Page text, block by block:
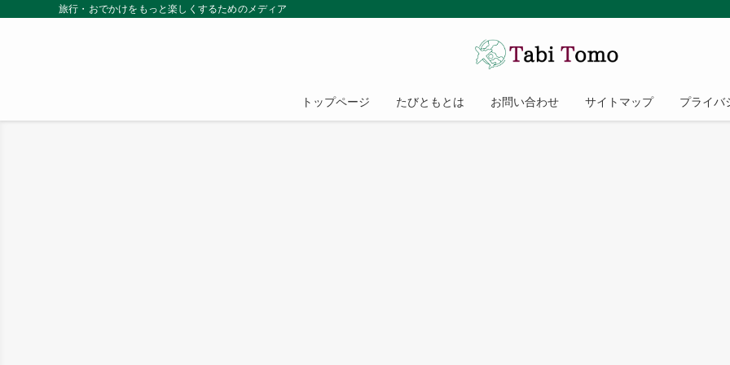
旅行・おでかけをもっと楽しくするためのメディア
トップページ たびともとは お問い合わせ サイトマップ プライバ